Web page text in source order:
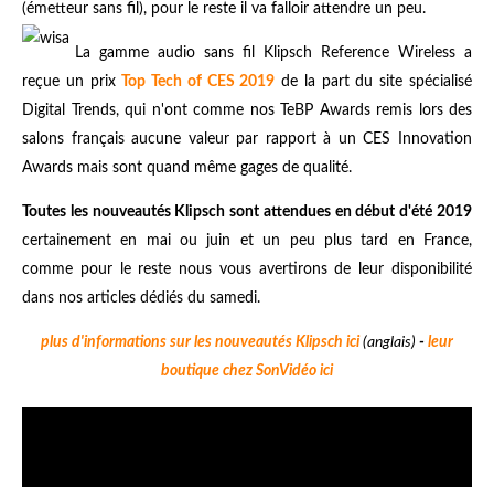
(émetteur sans fil), pour le reste il va falloir attendre un peu.
La gamme audio sans fil Klipsch Reference Wireless a
reçue un prix
Top Tech of CES 2019 de la part du site spécialisé
Digital Trends, qui n'ont comme nos TeBP Awards remis lors des
salons français aucune valeur par rapport à un CES Innovation
Awards mais sont quand même gages de qualité.
Toutes les nouveautés Klipsch sont attendues en début d'été 2019
certainement en mai ou juin et un peu plus tard en France,
comme pour le reste nous vous avertirons de leur disponibilité
dans nos articles dédiés du samedi.
plus d'informations sur les nouveautés Klipsch ici (anglais) - leur
boutique chez SonVidéo ici